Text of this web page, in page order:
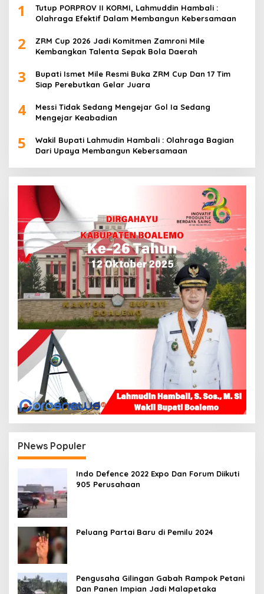
1
Tutup PORPROV II KORMI, Lahmuddin Hambali :
Olahraga Efektif Dalam Membangun Kebersamaan
2
ZRM Cup 2026 Jadi Komitmen Zamroni Mile
Kembangkan Talenta Sepak Bola Daerah
3
Bupati Ismet Mile Resmi Buka ZRM Cup Dan 17 Tim
Siap Perebutkan Gelar Juara
4
Messi Tidak Sedang Mengejar Gol Ia Sedang
Mengejar Keabadian
5
Wakil Bupati Lahmudin Hambali : Olahraga Bagian
Dari Upaya Membangun Kebersamaan
PNews Populer
Indo Defence 2022 Expo Dan Forum Diikuti
905 Perusahaan
Peluang Partai Baru di Pemilu 2024
Pengusaha Gilingan Gabah Rampok Petani
Dan Panen Impian Jadi Malapetaka